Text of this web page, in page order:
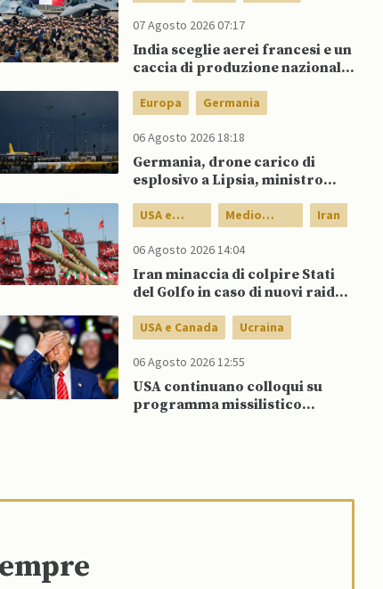
07 Agosto 2026 07:17
India sceglie aerei francesi e un
caccia di produzione nazionale,
parte di Putin
Europa Germania
06 Agosto 2026 18:18
Germania, drone carico di
esplosivo a Lipsia, ministro
dietro un attore statale”
USA e
Canada
Medio
Oriente
Iran
06 Agosto 2026 14:04
Iran minaccia di colpire Stati
del Golfo in caso di nuovi raid
USA e Canada Ucraina
06 Agosto 2026 12:55
USA continuano colloqui su
programma missilistico